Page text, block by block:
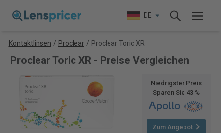
DE
Kontaktlinsen / Proclear / Proclear Toric XR
Proclear Toric XR - Preise Vergleichen
Niedrigster Preis
Sparen Sie 43 %
Zum Angebot